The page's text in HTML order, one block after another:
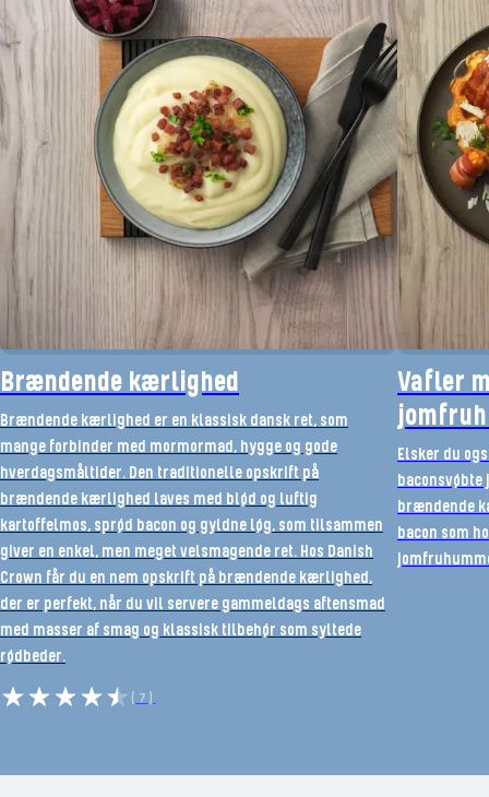
Brændende kærlighed
Brændende kærlighed er en klassisk dansk ret, som
mange forbinder med mormormad, hygge og gode
hverdagsmåltider. Den traditionelle opskrift på
brændende kærlighed laves med blød og luftig
kartoffelmos, sprød bacon og gyldne løg, som tilsammen
giver en enkel, men meget velsmagende ret. Hos Danish
Crown får du en nem opskrift på brændende kærlighed,
der er perfekt, når du vil servere gammeldags aftensmad
med masser af smag og klassisk tilbehør som syltede
rødbeder.
(7)
Vafler
Elsker du
brændende
bacon som